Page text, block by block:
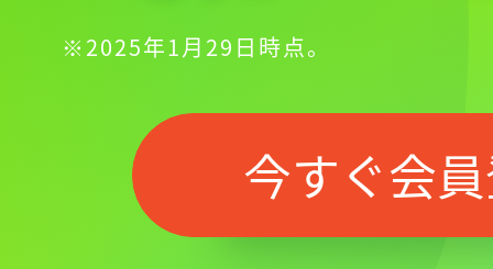
※2025年1月29日時点。
今すぐ会